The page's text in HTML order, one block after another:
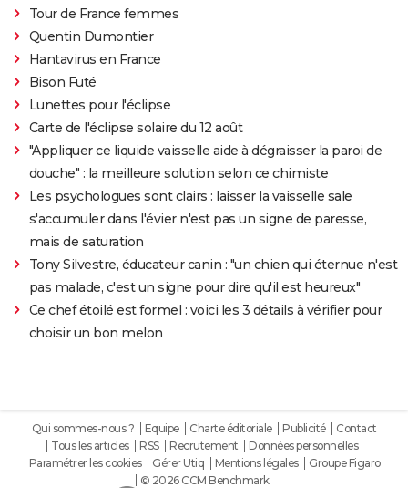
Tour de France femmes
Quentin Dumontier
Hantavirus en France
Bison Futé
Lunettes pour l'éclipse
Carte de l'éclipse solaire du 12 août
"Appliquer ce liquide vaisselle aide à dégraisser la paroi de
douche" : la meilleure solution selon ce chimiste
Les psychologues sont clairs : laisser la vaisselle sale
s'accumuler dans l'évier n'est pas un signe de paresse,
mais de saturation
Tony Silvestre, éducateur canin : "un chien qui éternue n'est
pas malade, c'est un signe pour dire qu'il est heureux"
Ce chef étoilé est formel : voici les 3 détails à vérifier pour
choisir un bon melon
Qui sommes-nous ? Equipe Charte éditoriale Publicité
Contact
Tous les articles
RSS Recrutement
Données personnelles
Paramétrer les cookies
Gérer Utiq Mentions légales
Groupe Figaro
© 2026 CCM Benchmark